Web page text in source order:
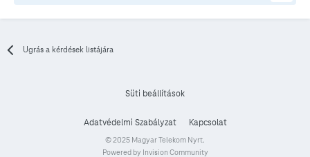
Ugrás a kérdések listájára
Süti beállítások
Adatvédelmi Szabályzat Kapcsolat
© 2025 Magyar Telekom Nyrt.
Powered by Invision Community